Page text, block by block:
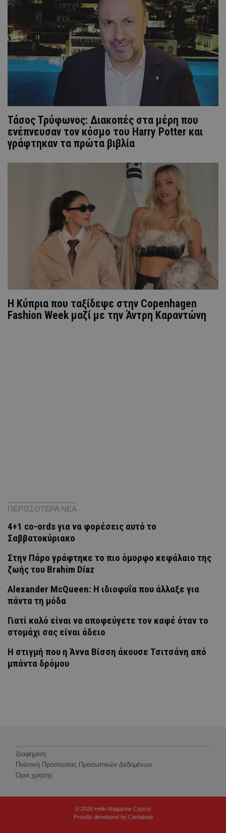
Τάσος Τρύφωνος: Διακοπές στα μέρη που
ενέπνευσαν τον κόσμο του Harry Potter και
γράφτηκαν τα πρώτα βιβλία
Η Κύπρια που ταξίδεψε στην Copenhagen
Fashion Week μαζί με την Άντρη Καραντώνη
ΠΕΡΙΣΣΟΤΕΡΑ ΝΕΑ
4+1 co-ords για να φορέσεις αυτό το
Σαββατοκύριακο
Στην Πάρο γράφτηκε το πιο όμορφο κεφάλαιο της
ζωής του Brahim Díaz
Alexander McQueen: Η ιδιοφυΐα που άλλαξε για
πάντα τη μόδα
Γιατί καλό είναι να αποφεύγετε τον καφέ όταν το
στομάχι σας είναι άδειο
H στιγμή που η Άννα Βίσση άκουσε Τσιτσάνη από
μπάντα δρόμου
Διαφήμιση
Πολιτική Προστασίας Προσωπικών Δεδομένων
Όροι χρήσης
© 2026 Hello Magazine Cyprus
Proudly developed by Cantaloop